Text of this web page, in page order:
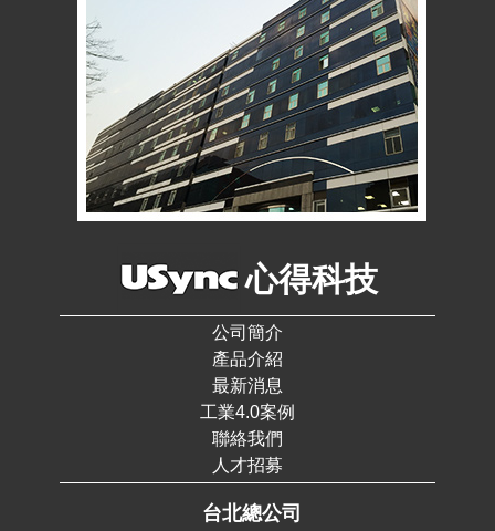
心得科技
公司簡介
產品介紹
最新消息
工業4.0案例
聯絡我們
人才招募
台北總公司